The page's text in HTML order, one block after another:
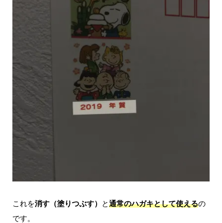
これを消す（塗りつぶす） と通常のハガキとして使えるの
です。